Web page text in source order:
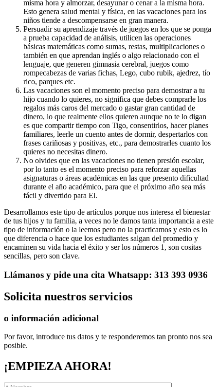
misma hora y almorzar, desayunar o cenar a la misma hora.
Esto genera salud mental y física, en las vacaciones para los
niños tiende a descompensarse en gran manera.
Persuadir su aprendizaje través de juegos en los que se ponga
a prueba capacidad de análisis, utilicen las operaciones
básicas matemáticas como sumas, restas, multiplicaciones o
también en que aprendan inglés o algo relacionado con el
lenguaje, que generen gimnasia cerebral, juegos como
rompecabezas de varias fichas, Lego, cubo rubik, ajedrez, tío
rico, parques etc.
Las vacaciones son el momento preciso para demostrar a tu
hijo cuando lo quieres, no significa que debes comprarle los
regalos más caros del mercado o gastar gran cantidad de
dinero, lo que realmente ellos quieren aunque no te lo digan
es que compartir tiempo con Tigo, consentirlos, hacer planes
familiares, leerle un cuento antes de dormir, despertarlos con
frases cariñosas y positivas, etc., para demostrarles cuanto los
quieres no necesitas dinero.
No olvides que en las vacaciones no tienen presión escolar,
por lo tanto es el momento preciso para reforzar aquellas
asignaturas o áreas académicas en las que presento dificultad
durante el año académico, para que el próximo año sea más
fácil y divertido para El.
Desarrollamos este tipo de artículos porque nos interesa el bienestar
de tus hijos y tu familia, a veces no le damos tanta importancia a este
tipo de información o la leemos pero no la practicamos y esto es lo
que diferencia o hace que los estudiantes salgan del promedio y
encaminen su vida hacia el éxito y ser los números 1, son cositas
sencillas, pero son clave.
Llámanos y pide una cita Whatsapp: 313 393 0936
Solicita nuestros servicios
o información adicional
Por favor, introduce tus datos y te responderemos tan pronto nos sea
posible.
¡EMPIEZA AHORA!